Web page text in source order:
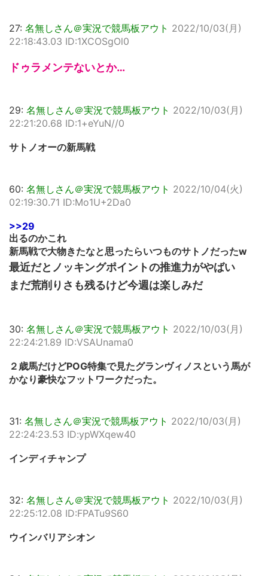
27: 名無しさん＠実況で競馬板アウト 2022/10/03(月)
22:18:43.03 ID:1XCOSgOl0
ドゥラメンテないとか…
29: 名無しさん＠実況で競馬板アウト 2022/10/03(月)
22:21:20.68 ID:1+eYuN//0
サトノオーの新馬戦
60: 名無しさん＠実況で競馬板アウト 2022/10/04(火)
02:19:30.71 ID:Mo1U+2Da0
>>29
出るのかこれ
新馬戦で大物きたなと思ったらいつものサトノだったw
最近だとノッキングポイントの推進力がやばい
まだ荒削りさも残るけど今週は楽しみだ
30: 名無しさん＠実況で競馬板アウト 2022/10/03(月)
22:24:21.89 ID:VSAUnama0
２歳馬だけどPOG特集で見たグランヴィノスという馬が
かなり豪快なフットワークだった。
31: 名無しさん＠実況で競馬板アウト 2022/10/03(月)
22:24:23.53 ID:ypWXqew40
インディチャンプ
32: 名無しさん＠実況で競馬板アウト 2022/10/03(月)
22:25:12.08 ID:FPATu9S60
ウインバリアシオン